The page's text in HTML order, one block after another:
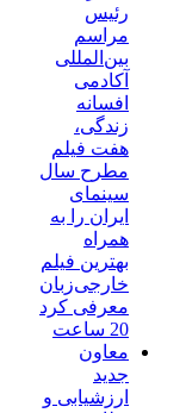
رئیس
مراسم
بین‌المللی
آکادمی
افسانه
زندگی،
هفت فیلم
مطرح سال
سینمای
ایران را به
همراه
بهترین فیلم
خارجی‌زبان
معرفی کرد
20 ساعت
معاون
جدید
ارزشیابی و